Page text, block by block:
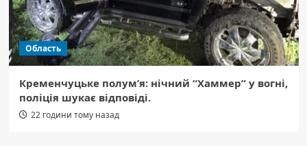
Область
Кременчуцьке полум’я: нічний “Хаммер” у вогні,
поліція шукає відповіді.
22 години тому назад